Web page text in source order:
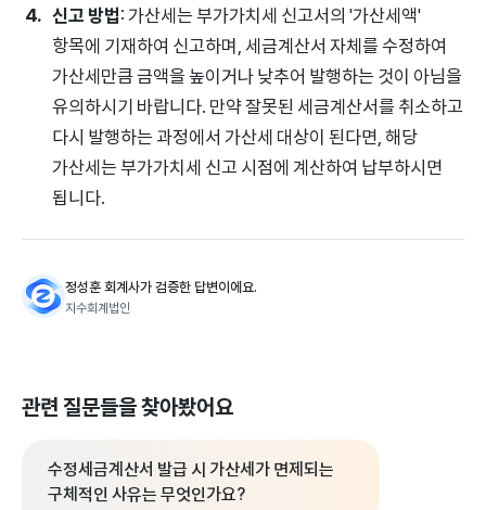
신고 방법: 가산세는 부가가치세 신고서의 '가산세액'
항목에 기재하여 신고하며, 세금계산서 자체를 수정하여
가산세만큼 금액을 높이거나 낮추어 발행하는 것이 아님을
유의하시기 바랍니다. 만약 잘못된 세금계산서를 취소하고
다시 발행하는 과정에서 가산세 대상이 된다면, 해당
가산세는 부가가치세 신고 시점에 계산하여 납부하시면
됩니다.
정성훈 회계사가 검증한 답변이에요.
지수회계법인
관련 질문들을 찾아봤어요
수정세금계산서 발급 시 가산세가 면제되는
구체적인 사유는 무엇인가요?